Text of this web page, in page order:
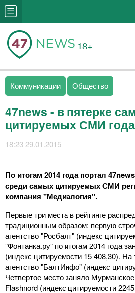
18+
Коммуникации Общество
47news - в пятерке
цитируемых СМИ года
18:23 29.01.2015
По итогам 2014 годапортал 47news
среди самых цитируемых СМИ
компания "Медиалогия".
Первые три места в рейтинге
традиционным образом: первую
агентство "Росбалт" (индекс
"Фонтанка.ру" по итогам 2014 года
(индекс цитируемости 15 408,30). На
агентство "БалтИнфо" (индекс
Четвертое место заняло
Flashnord (индекс цитируемости